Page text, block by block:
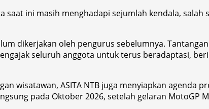
saat ini masih menghadapi sejumlah kendala,
dikerjakan oleh pengurus sebelumnya.
seluruh anggota untuk terus beradaptasi,
wisatawan, ASITA NTB juga menyiapkan
pada Oktober 2026, setelah gelaran MotoGP